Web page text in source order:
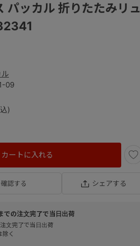
パッカル 折りたたみリュ
09
カートに入れる
での注文完了で当日出荷
文完了で当日出荷
く
認する シェアする